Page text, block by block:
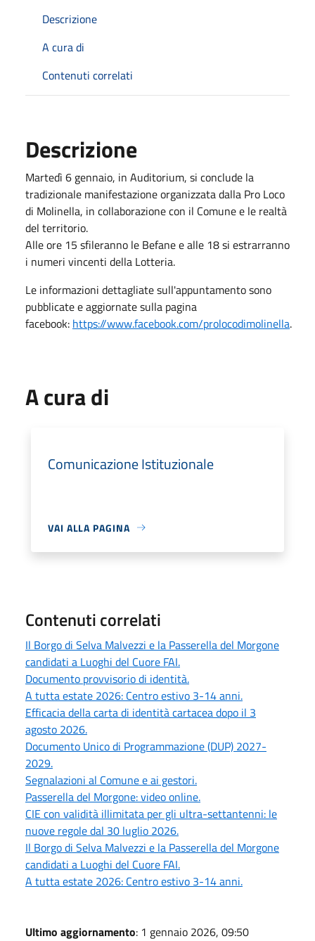
Descrizione
A cura di
Contenuti correlati
Descrizione
Martedì 6 gennaio, in Auditorium, si conclude la
tradizionale manifestazione organizzata dalla Pro Loco
di Molinella, in collaborazione con il Comune e le realtà
del territorio.
Alle ore 15 sfileranno le Befane e alle 18 si estrarranno
i numeri vincenti della Lotteria.
Le informazioni dettagliate sull'appuntamento sono
pubblicate e aggiornate sulla pagina
facebook: https://www.facebook.com/prolocodimolinella.
A cura di
Comunicazione Istituzionale
VAI ALLA PAGINA
Contenuti correlati
Il Borgo di Selva Malvezzi e la Passerella del Morgone
candidati a Luoghi del Cuore FAI.
Documento provvisorio di identità.
A tutta estate 2026: Centro estivo 3-14 anni.
Efficacia della carta di identità cartacea dopo il 3
agosto 2026.
Documento Unico di Programmazione (DUP) 2027-
2029.
Segnalazioni al Comune e ai gestori.
Passerella del Morgone: video online.
CIE con validità illimitata per gli ultra-settantenni: le
nuove regole dal 30 luglio 2026.
Il Borgo di Selva Malvezzi e la Passerella del Morgone
candidati a Luoghi del Cuore FAI.
A tutta estate 2026: Centro estivo 3-14 anni.
Ultimo aggiornamento: 1 gennaio 2026, 09:50